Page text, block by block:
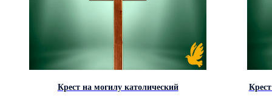
Крест на могилу католический